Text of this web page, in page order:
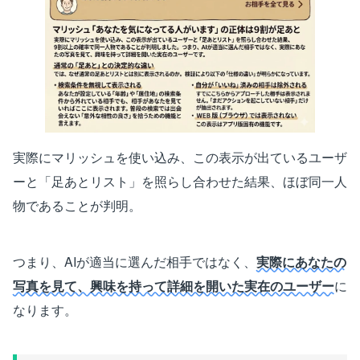
実際にマリッシュを使い込み、この表示が出ているユーザ
ーと「足あとリスト」を照らし合わせた結果、ほぼ同一人
物であることが判明。
つまり、AIが適当に選んだ相手ではなく、 実際にあなたの
写真を見て、興味を持って詳細を開いた実在のユーザーに
なります。